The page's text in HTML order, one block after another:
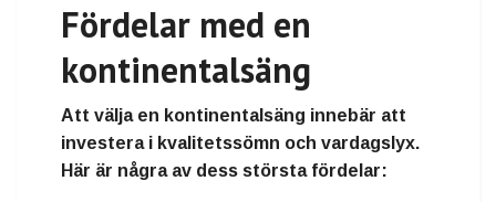
Fördelar med en
kontinentalsäng
Att välja en kontinentalsäng innebär att
investera i kvalitetssömn och vardagslyx.
Här är några av dess största fördelar: